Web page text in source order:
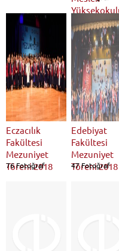
Eczacılık
Fakültesi
Mezuniyet
Töreni 2018
76 Fotoğraf
Edebiyat
Fakültesi
Mezuniyet
Töreni 2018
47 Fotoğraf